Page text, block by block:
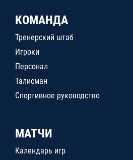
КОМАНДА
Тренерский штаб
Игроки
Персонал
Талисман
Спортивное руководство
МАТЧИ
Календарь игр